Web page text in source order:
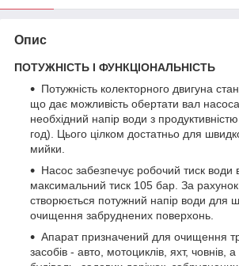
Опис
ПОТУЖНІСТЬ І ФУНКЦІОНАЛЬНІСТЬ
Потужність колекторного двигуна
що дає можливість обертати вал
необхідний напір води з
год). Цього цілком достатньо для
мийки.
Насос забезпечує робочий тиск води
максимальний тиск 105 бар. За
створюється потужний напір води для
очищення забруднених поверхонь.
Апарат призначений для очищення
засобів - авто, мотоциклів, яхт, човнів,